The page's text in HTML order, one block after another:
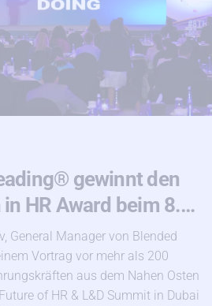
gewinnt den
HR Award beim 8.…
General Manager von Blended
Vortrag vor mehr als 200
aus dem Nahen Osten
of HR & L&D Summit in Dubai